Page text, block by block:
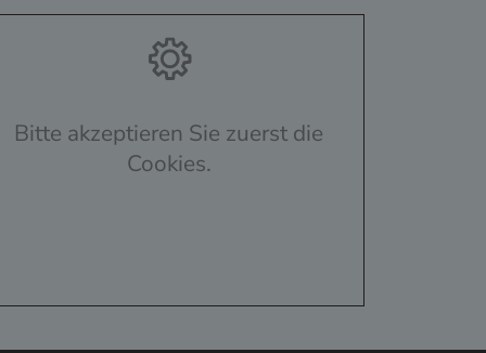
Bitte akzeptieren Sie zuerst die
Cookies.